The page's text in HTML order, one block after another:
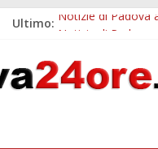
Ultimo: Notizie di Padova
Transizione 4.0,
Quando le
Malattie